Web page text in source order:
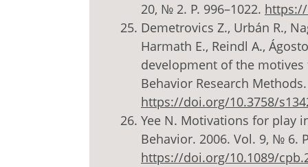
20, № 2. P. 996–1022.
Demetrovics Z., Urbán R.,
Harmath E., Reindl A.,
development of the
Behavior Research
https://doi.org/10.3758/
Yee N. Motivations for play
Behavior. 2006. Vol. 9, № 6.
https://doi.org/10.1089/